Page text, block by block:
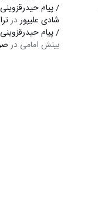
/ پیام حیدرقزوینی
شادی علیپوردر
/ پیام حیدرقزوینی
بینش امامی در